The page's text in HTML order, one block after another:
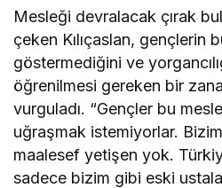
Mesleği devralacak çırak
çeken Kılıçaslan, gençlerin
göstermediğini ve
öğrenilmesi gereken bir
vurguladı. “Gençler bu
uğraşmak istemiyorlar. Bizim
maalesef yetişen yok.
sadece bizim gibi eski